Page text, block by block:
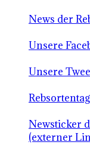
News der
Unsere
Unsere
Newsticker
(externer